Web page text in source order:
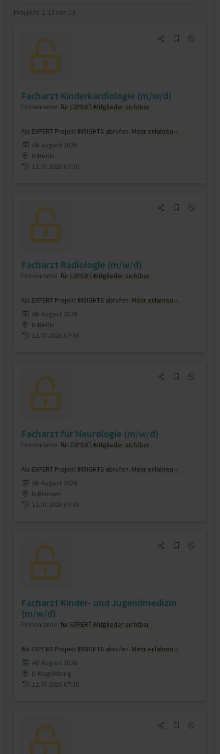
Projekte: 1-13 von 13
Facharzt Kinderkardiologie (m/w/d)
Firmenname: für EXPERT-Mitglieder sichtbar
Als EXPERT Projekt INSIGHTS abrufen. Mehr erfahren »
Ab August 2026
D-Berlin
12.07.2026 07:30
Facharzt Radiologie (m/w/d)
Firmenname: für EXPERT-Mitglieder sichtbar
Als EXPERT Projekt INSIGHTS abrufen. Mehr erfahren »
Ab August 2026
D-Berlin
12.07.2026 07:30
Facharzt für Neurologie (m/w/d)
Firmenname: für EXPERT-Mitglieder sichtbar
Als EXPERT Projekt INSIGHTS abrufen. Mehr erfahren »
Ab August 2026
D-Bremen
12.07.2026 07:30
Facharzt Kinder- und Jugendmedizin
(m/w/d)
Firmenname: für EXPERT-Mitglieder sichtbar
Als EXPERT Projekt INSIGHTS abrufen. Mehr erfahren »
Ab August 2026
D-Magdeburg
12.07.2026 07:30